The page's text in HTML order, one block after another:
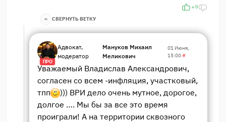
+9
СВЕРНУТЬ ВЕТКУ
ПРО
Адвокат,
модератор
Мануков Михаил
Меликович
01 Июня,
15:00#
Уважаемый Владислав Александрович,
согласен со всем -инфляция, участковый,
тпп
))) ВРИ дело очень мутное, дорогое,
долгое …. Мы бы за все это время
проиграли! А на территории сквозного